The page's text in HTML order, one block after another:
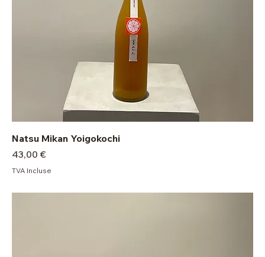
Natsu Mikan Yoigokochi
Prix
43,00 €
TVA Incluse